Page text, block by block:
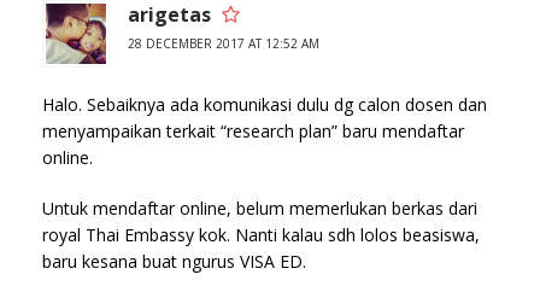
arigetas
28 DECEMBER 2017 AT 12:52 AM
Halo. Sebaiknya ada komunikasi dulu dg calon dosen dan
menyampaikan terkait “research plan” baru mendaftar
online.
Untuk mendaftar online, belum memerlukan berkas dari
royal Thai Embassy kok. Nanti kalau sdh lolos beasiswa,
baru kesana buat ngurus VISA ED.